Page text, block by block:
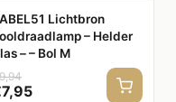
Lichtbron
– Helder
– – Bol M
9,94
7,95